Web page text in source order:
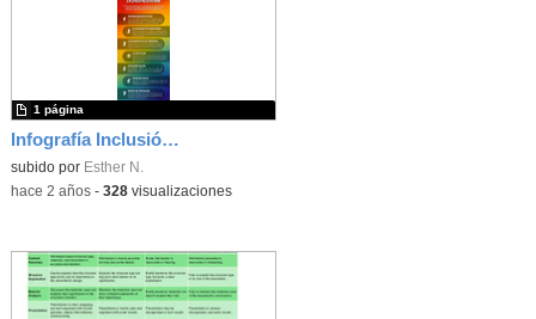
Infografía Inclusión y digitalización
subido por Esther N.
1 página
-hace 2 años- 328visualizaciones